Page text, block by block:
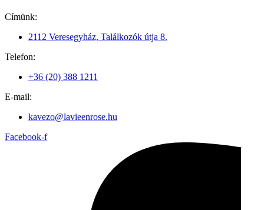
Címünk:
2112 Veresegyház, Találkozók útja 8.
Telefon:
+36 (20) 388 1211
E-mail:
kavezo@lavieenrose.hu
Facebook-f